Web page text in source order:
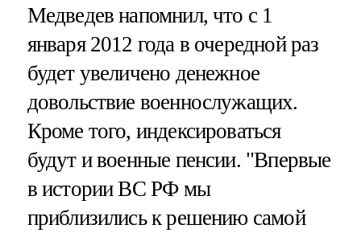
Медведев напомнил, что с 1
января 2012 года в очередной раз
будет увеличено денежное
довольствие военнослужащих.
Кроме того, индексироваться
будут и военные пенсии. "Впервые
в истории ВС РФ мы
приблизились к решению самой